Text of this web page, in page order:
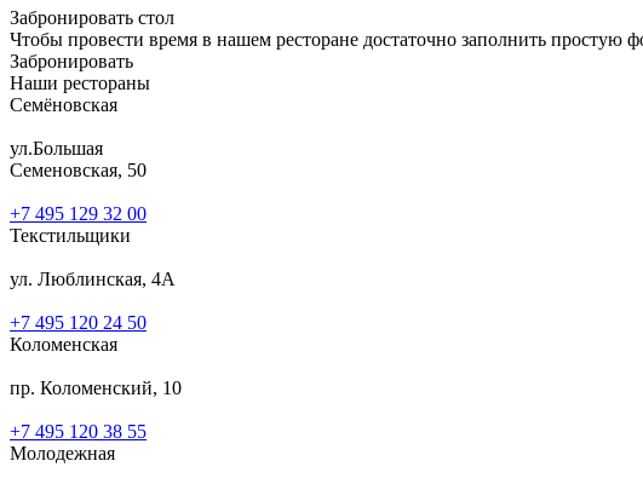
Забронировать стол
Чтобы провести время в нашем ресторане достаточно заполнить
Забронировать
Наши рестораны
Семёновская
ул.Большая
Семеновская, 50
+7 495 129 32 00
Текстильщики
ул. Люблинская, 4А
+7 495 120 24 50
Коломенская
пр. Коломенский, 10
+7 495 120 38 55
Молодежная